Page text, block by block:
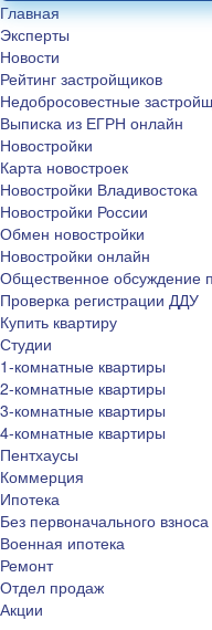
Главная
Эксперты
Новости
Рейтинг застройщиков
Недобросовестные
Выписка из ЕГРН онлайн
Новостройки
Карта новостроек
Новостройки Владивостока
Новостройки России
Обмен новостройки
Новостройки онлайн
Общественное обсуждение
Проверка регистрации ДДУ
Купить квартиру
Студии
1-комнатные квартиры
2-комнатные квартиры
3-комнатные квартиры
4-комнатные квартиры
Пентхаусы
Коммерция
Ипотека
Без первоначального взноса
Военная ипотека
Ремонт
Отдел продаж
Акции